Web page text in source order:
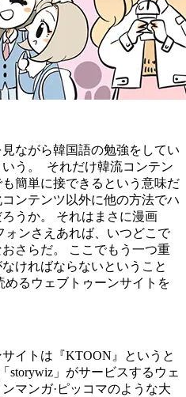
ながら韓国語の勉強をしてい
う。 それだけ韓流コンテン
簡単に接できるという意味だ
ンテンツ以外に他の方法でハ
うか。 それはまさに漫画
ォンさえあれば、いつどこで
さらだ。 ここでもう一つ重
ければならないということ
るウェブトゥーンサイトを
イトは『KTOON』というと
storywiz」がサービスするウェ
マンガ·ピッコマのような大